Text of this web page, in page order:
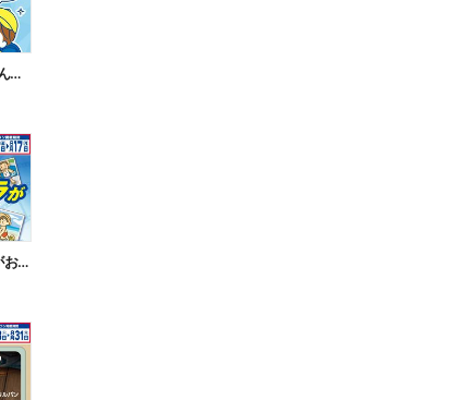
\通学や外遊びでの暑さ対策に/ひんやり長続きネッククーラー
期間限定!キヤノンの一眼カメラがお買い得!